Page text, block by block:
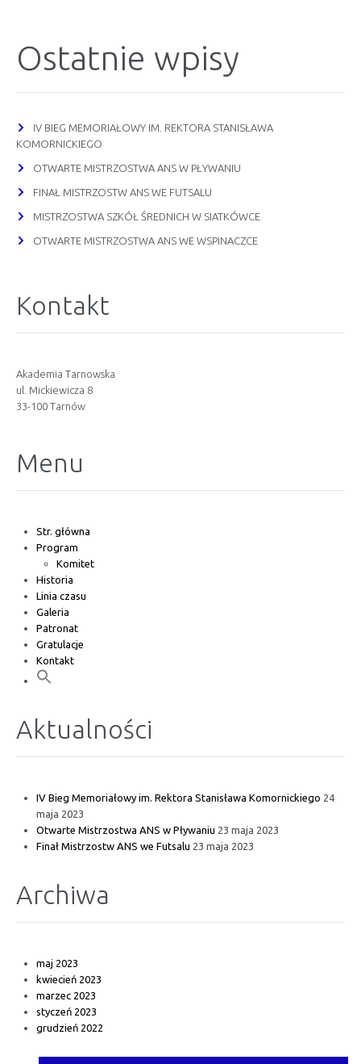
Ostatnie wpisy
IV BIEG MEMORIAŁOWY IM. REKTORA STANISŁAWA
KOMORNICKIEGO
OTWARTE MISTRZOSTWA ANS W PŁYWANIU
FINAŁ MISTRZOSTW ANS WE FUTSALU
MISTRZOSTWA SZKÓŁ ŚREDNICH W SIATKÓWCE
OTWARTE MISTRZOSTWA ANS WE WSPINACZCE
Kontakt
Akademia Tarnowska
ul. Mickiewicza 8
33-100 Tarnów
Menu
Str. główna
Program
Komitet
Historia
Linia czasu
Galeria
Patronat
Gratulacje
Kontakt
Aktualności
IV Bieg Memoriałowy im. Rektora Stanisława Komornickiego 24
maja 2023
Otwarte Mistrzostwa ANS w Pływaniu 23 maja 2023
Finał Mistrzostw ANS we Futsalu 23 maja 2023
Archiwa
maj 2023
kwiecień 2023
marzec 2023
styczeń 2023
grudzień 2022